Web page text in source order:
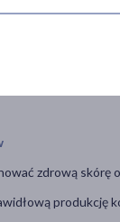
Spożycia.
zdrową skórę
produkcję